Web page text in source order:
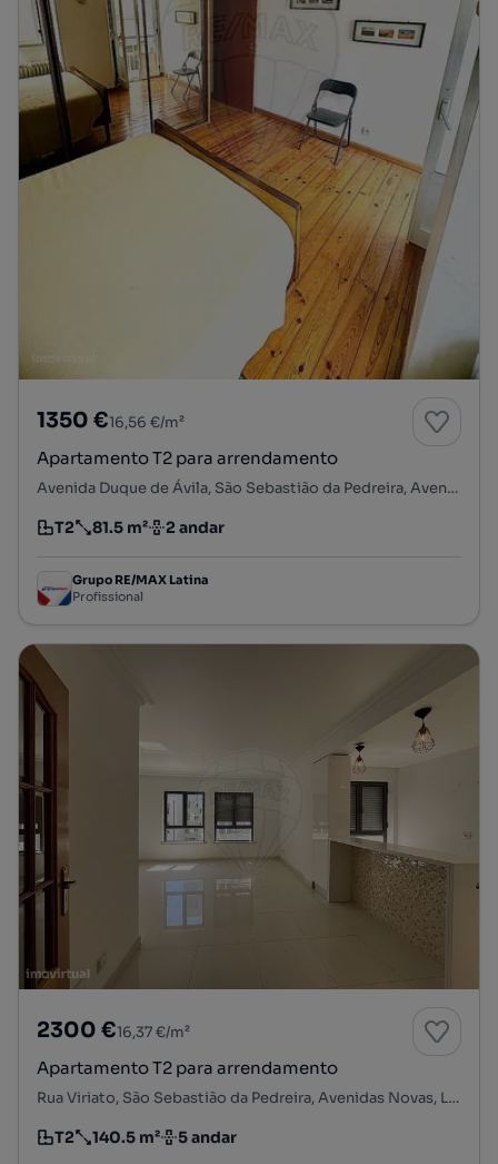
1350 €16,56 €/m²
Apartamento T2 para arrendamento
Avenida Duque de Ávila, São Sebastião da Pedreira, Avenidas Novas, Lisboa, Lisboa
Tipologia
T2
Preço por metro quadrado
81.5 m²
Andar 2 andar
Grupo RE/MAX Latina
Profissional
2300 €16,37 €/m²
Apartamento T2 para arrendamento
Rua Viriato, São Sebastião da Pedreira, Avenidas Novas, Lisboa, Lisboa
Tipologia
T2
Preço por metro quadrado
140.5 m²
Andar 5 andar